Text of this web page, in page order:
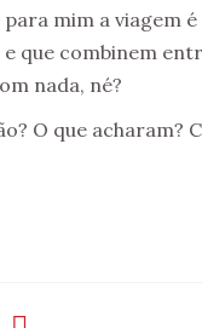
mim a viagem
que combinem
nada, né?
O que acharam?